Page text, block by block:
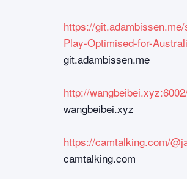
https://
Play-Optimised-for-
git.adambissen.me
http://
wangbeibei.xyz
https://camtalking.com/
camtalking.com